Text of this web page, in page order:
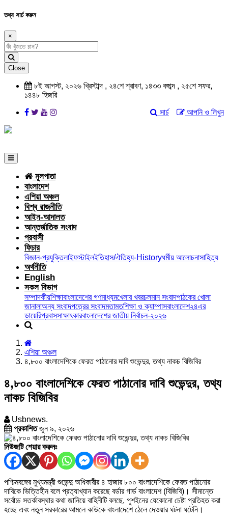
তথ্য সার্চ করুন
×
Close
৮ই আগস্ট, ২০২৬ খ্রিস্টাব্দ , ২৪শে শ্রাবণ, ১৪৩৩ বঙ্গাব্দ , ২৫শে সফর,
১৪৪৮ হিজরি
আপনি ও লিখুন
সার্চ
মূলপাতা
বাংলাদেশ
এশিয়া অঞ্চল
বিশ্ব রাজনীতি
আইন-আদালত
আন্তর্জাতিক সংবাদ
প্রবাসী
ফিচার
বিজ্ঞান-প্রযুক্তিলাইফস্টাইলইতিহাস/ঐতিহ্য-Historyধর্মীয় আলোচনাসাহিত্য
অর্থনীতি
English
সকল বিভাগ
সম্পাদকীয়শিক্ষাবাংলাদেশের গণমাধ্যমখেলার খবরচলমান সংবাদপাঠকের খোলা
জানালাঅন্য সংবাদপত্রের সংবাদমতামতশিক্ষা ও ক্যাম্পাসবাংলাদেশ২৪এর
ডায়েরিপ্রবাসসাক্ষাৎকারবাংলাদেশের জাতীয় নির্বাচন-২০২৬
এশিয়া অঞ্চল
৪,৮০০ বাংলাদেশিকে ফেরত পাঠানোর দাবি শুভেন্দুর, তথ্য নাকচ বিজিবির
৪,৮০০ বাংলাদেশিকে ফেরত পাঠানোর দাবি শুভেন্দুর, তথ্য
নাকচ বিজিবির
Usbnews.
প্রকাশিতজুন ৯, ২০২৬
নিউজটি শেয়ার করুনঃ
পশ্চিমবঙ্গের মুখ্যমন্ত্রী শুভেন্দু অধিকারীর ৪ হাজার ৮০০ বাংলাদেশিকে ফেরত পাঠানোর
দাবিকে ভিত্তিহীন বলে প্রত্যাখ্যান করেছে বর্ডার গার্ড বাংলাদেশ (বিজিবি)। সীমান্তে
সর্বোচ্চ সতর্কাবস্থার কথা জানিয়ে বাহিনীটি বলছে, পুশইনের যেকোনো চেষ্টা প্রতিহত করা
হচ্ছে এবং নতুন সরকারের আমলে কাউকে বাংলাদেশে ঠেলে দেওয়ার ঘটনা ঘটেনি।